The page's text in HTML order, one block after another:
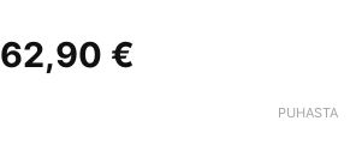
62,90 €
PUHASTA